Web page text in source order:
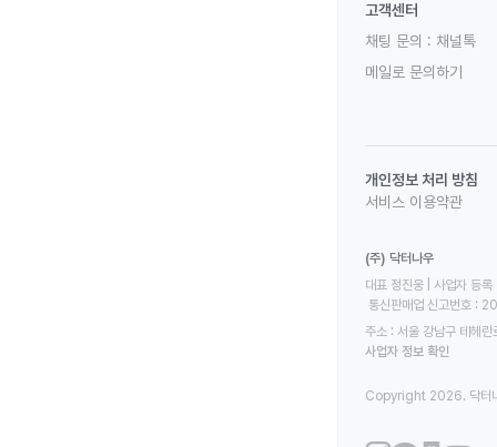
고객센터
채팅 문의 : 채널톡
메일로 문의하기
개인정보 처리 방침
서비스 이용약관
(주) 닥터나우
대표 정진웅 | 사업자
통신판매업 신고번호
주소 : 서울 강남구 테헤
사업자 정보 확인
Copyright 2026. 닥터